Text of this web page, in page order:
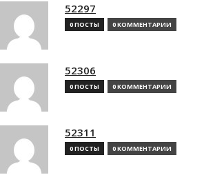
52297
0 ПОСТЫ 0 КОММЕНТАРИИ
52306
0 ПОСТЫ 0 КОММЕНТАРИИ
52311
0 ПОСТЫ 0 КОММЕНТАРИИ